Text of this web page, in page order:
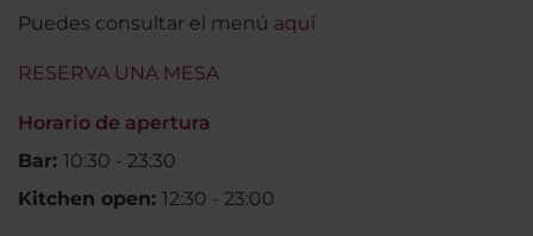
Puedes consultar el menú aquí
RESERVA UNA MESA
Horario de apertura
Bar: 10:30 - 23:30
Kitchen open: 12:30 - 23:00